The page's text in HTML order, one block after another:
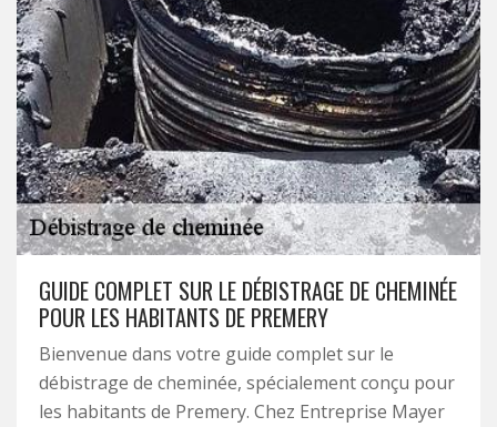
GUIDE COMPLET SUR LE DÉBISTRAGE DE CHEMINÉE
POUR LES HABITANTS DE PREMERY
Bienvenue dans votre guide complet sur le
débistrage de cheminée, spécialement conçu pour
les habitants de Premery. Chez Entreprise Mayer